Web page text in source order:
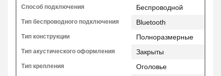
Способ подключения Беспроводной
Тип беспроводного подключения Bluetooth
Тип конструкции Полноразмерные
Тип акустического оформления Закрыты
Тип крепления Оголовье